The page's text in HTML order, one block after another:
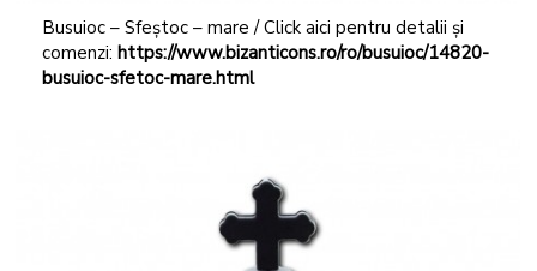
Busuioc – Sfeștoc – mare / Click aici pentru detalii și
comenzi: https://www.bizanticons.ro/ro/busuioc/14820-
busuioc-sfetoc-mare.html